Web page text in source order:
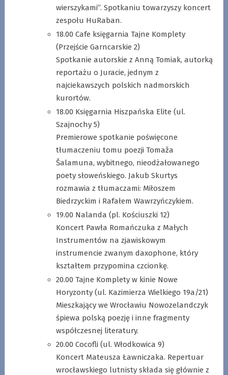
wierszykami”. Spotkaniu towarzyszy koncert
zespołu HuRaban.
18.00 Cafe księgarnia Tajne Komplety
(Przejście Garncarskie 2)
Spotkanie autorskie z Anną Tomiak, autorką
reportażu o Juracie, jednym z
najciekawszych polskich nadmorskich
kurortów.
18.00 Księgarnia Hiszpańska Elite (ul.
Szajnochy 5)
Premierowe spotkanie poświęcone
tłumaczeniu tomu poezji Tomaža
Šalamuna, wybitnego, nieodżałowanego
poety słoweńskiego. Jakub Skurtys
rozmawia z tłumaczami: Miłoszem
Biedrzyckim i Rafałem Wawrzyńczykiem.
19.00 Nalanda (pl. Kościuszki 12)
Koncert Pawła Romańczuka z Małych
Instrumentów na zjawiskowym
instrumencie zwanym daxophone, który
kształtem przypomina czcionkę.
20.00 Tajne Komplety w kinie Nowe
Horyzonty (ul. Kazimierza Wielkiego 19a/21)
Mieszkający we Wrocławiu Nowozelandczyk
śpiewa polską poezję i inne fragmenty
współczesnej literatury.
20.00 Cocofli (ul. Włodkowica 9)
Koncert Mateusza Ławniczaka. Repertuar
wrocławskiego lutnisty składa się głównie z